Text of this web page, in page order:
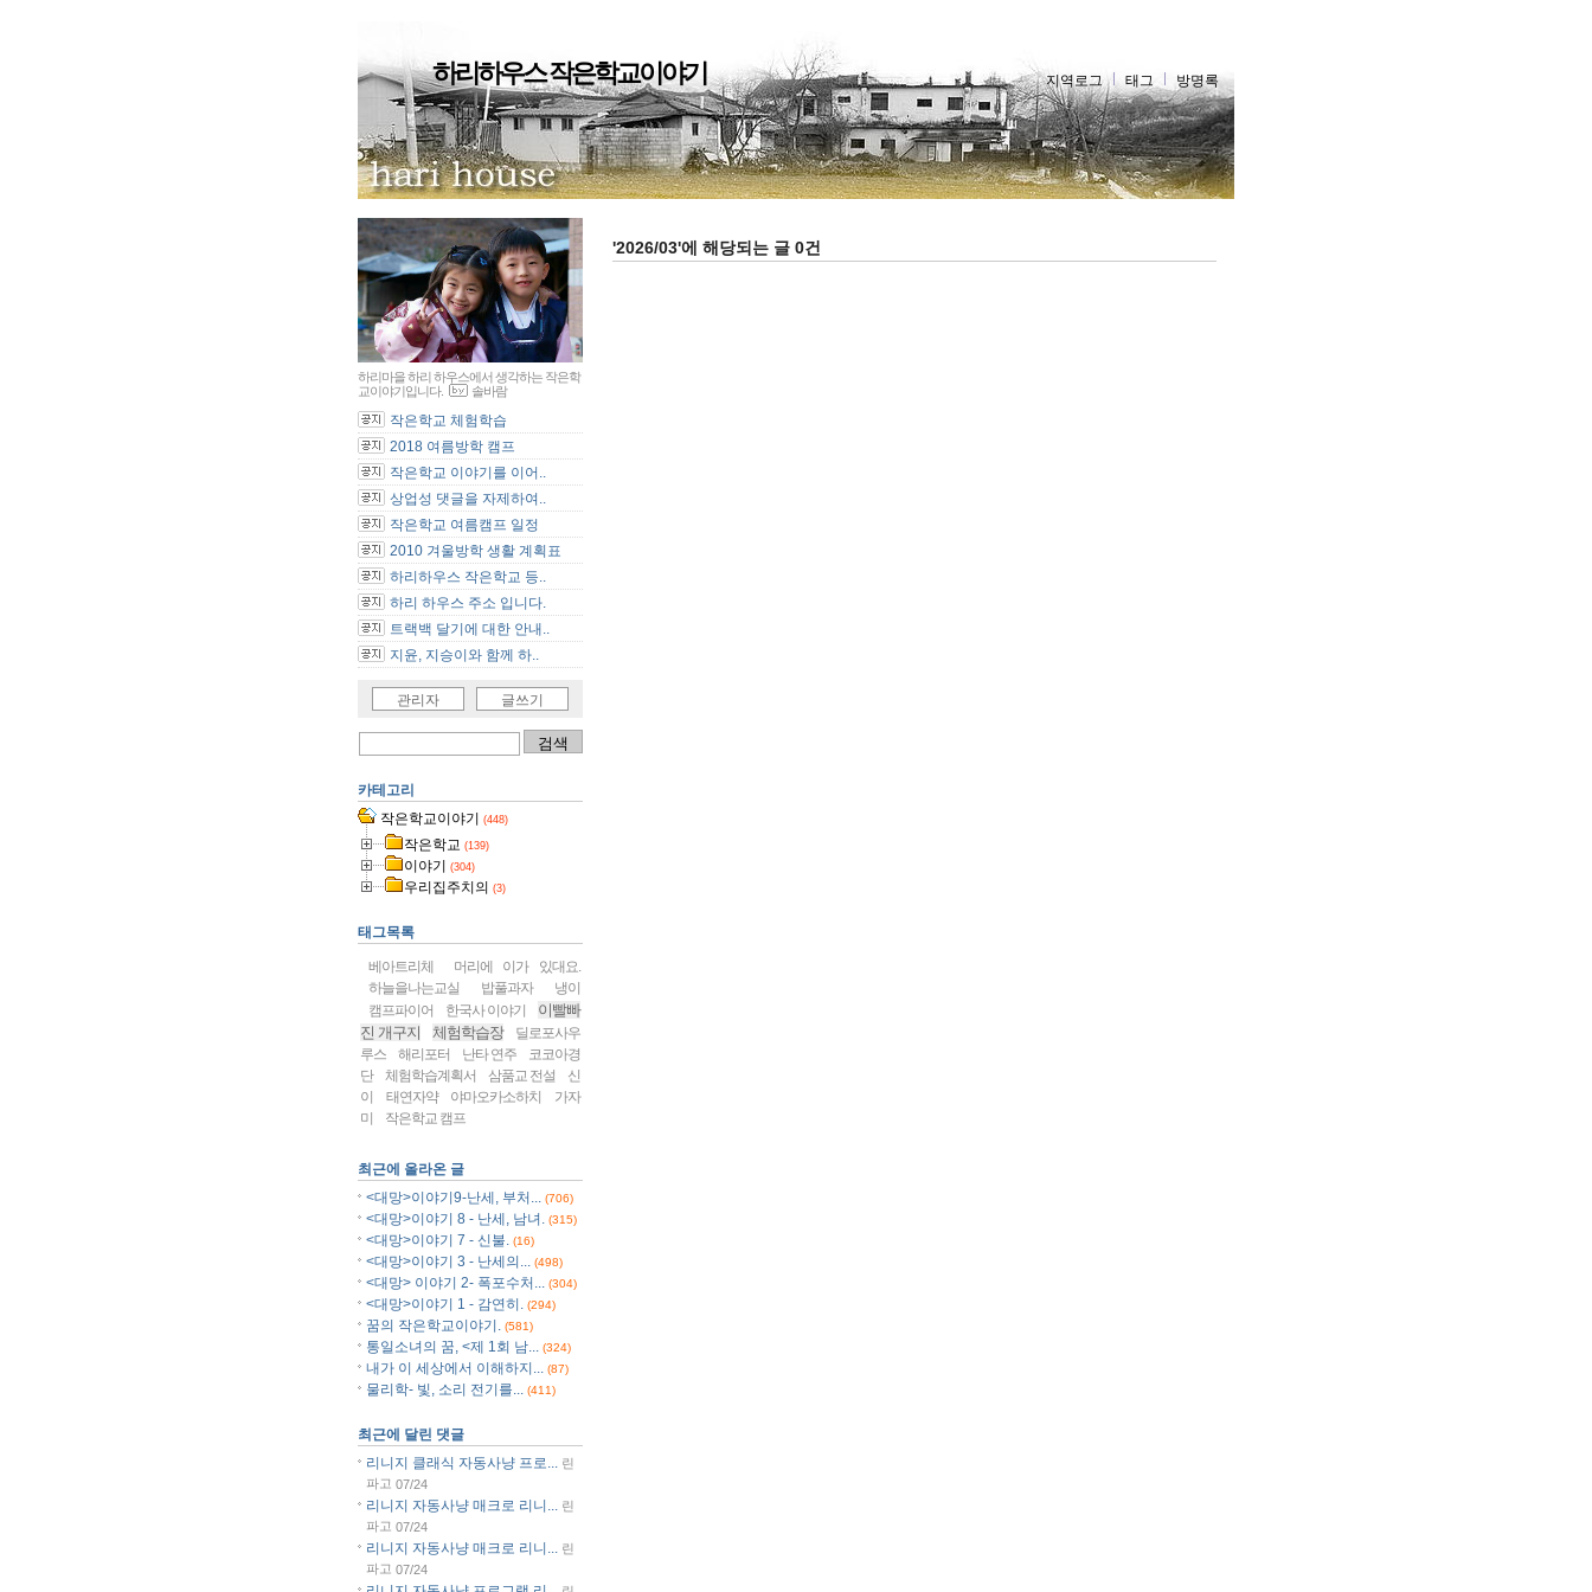
하리하우스 작은학교이야기 지역로그 태그 방명록
'2026/03'에 해당되는 글 0건
하리마을 하리 하우스에서 생각하는 작은학
교이야기입니다.
솔바람
작은학교 체험학습
2018 여름방학 캠프
작은학교 이야기를 이어..
상업성 댓글을 자제하여..
작은학교 여름캠프 일정
2010 겨울방학 생활 계획표
하리하우스 작은학교 등..
하리 하우스 주소 입니다.
트랙백 달기에 대한 안내..
지윤, 지승이와 함께 하..
관리자 글쓰기
카테고리
작은학교이야기 (448)
작은학교 (139)
이야기 (304)
우리집주치의 (3)
태그목록
베아트리체
머리에 이가 있대요.
하늘을나는교실
밥풀과자
냉이
캠프파이어
한국사 이야기
이빨빠
진 개구지
체험학습장
딜로포사우
루스
해리포터 난타 연주
코코아경
단
체험학습계획서 삼품교 전설
신
이
태연자약 야마오카소하치
가자
미
작은학교 캠프
최근에 올라온 글
<대망>이야기9-난세, 부처...
(706)
<대망>이야기 8 - 난세, 남녀. (315)
<대망>이야기 7 - 신불. (16)
<대망>이야기 3 - 난세의... (498)
<대망> 이야기 2- 폭포수처... (304)
<대망>이야기 1 - 감연히. (294)
꿈의 작은학교이야기. (581)
통일소녀의 꿈, <제 1회 남... (324)
내가 이 세상에서 이해하지... (87)
물리학- 빛, 소리 전기를... (411)
최근에 달린 댓글
리니지 클래식 자동사냥 프로...
린
파고 07/24
리니지 자동사냥 매크로 리니... 린
파고 07/24
리니지 자동사냥 매크로 리니... 린
파고 07/24